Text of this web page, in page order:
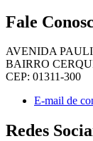
Fale
AVENIDA
BAIRRO
CEP: 01311-300
E-mail de
Redes